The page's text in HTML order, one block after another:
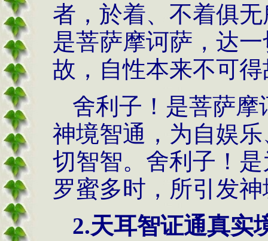
者，於着、不着俱
是菩萨摩诃萨，达
故，自性本来不可
舍利子！是菩萨
神境智通，为自娱
切智智。舍利子！
罗蜜多时，所引发
2.天耳智证通真实